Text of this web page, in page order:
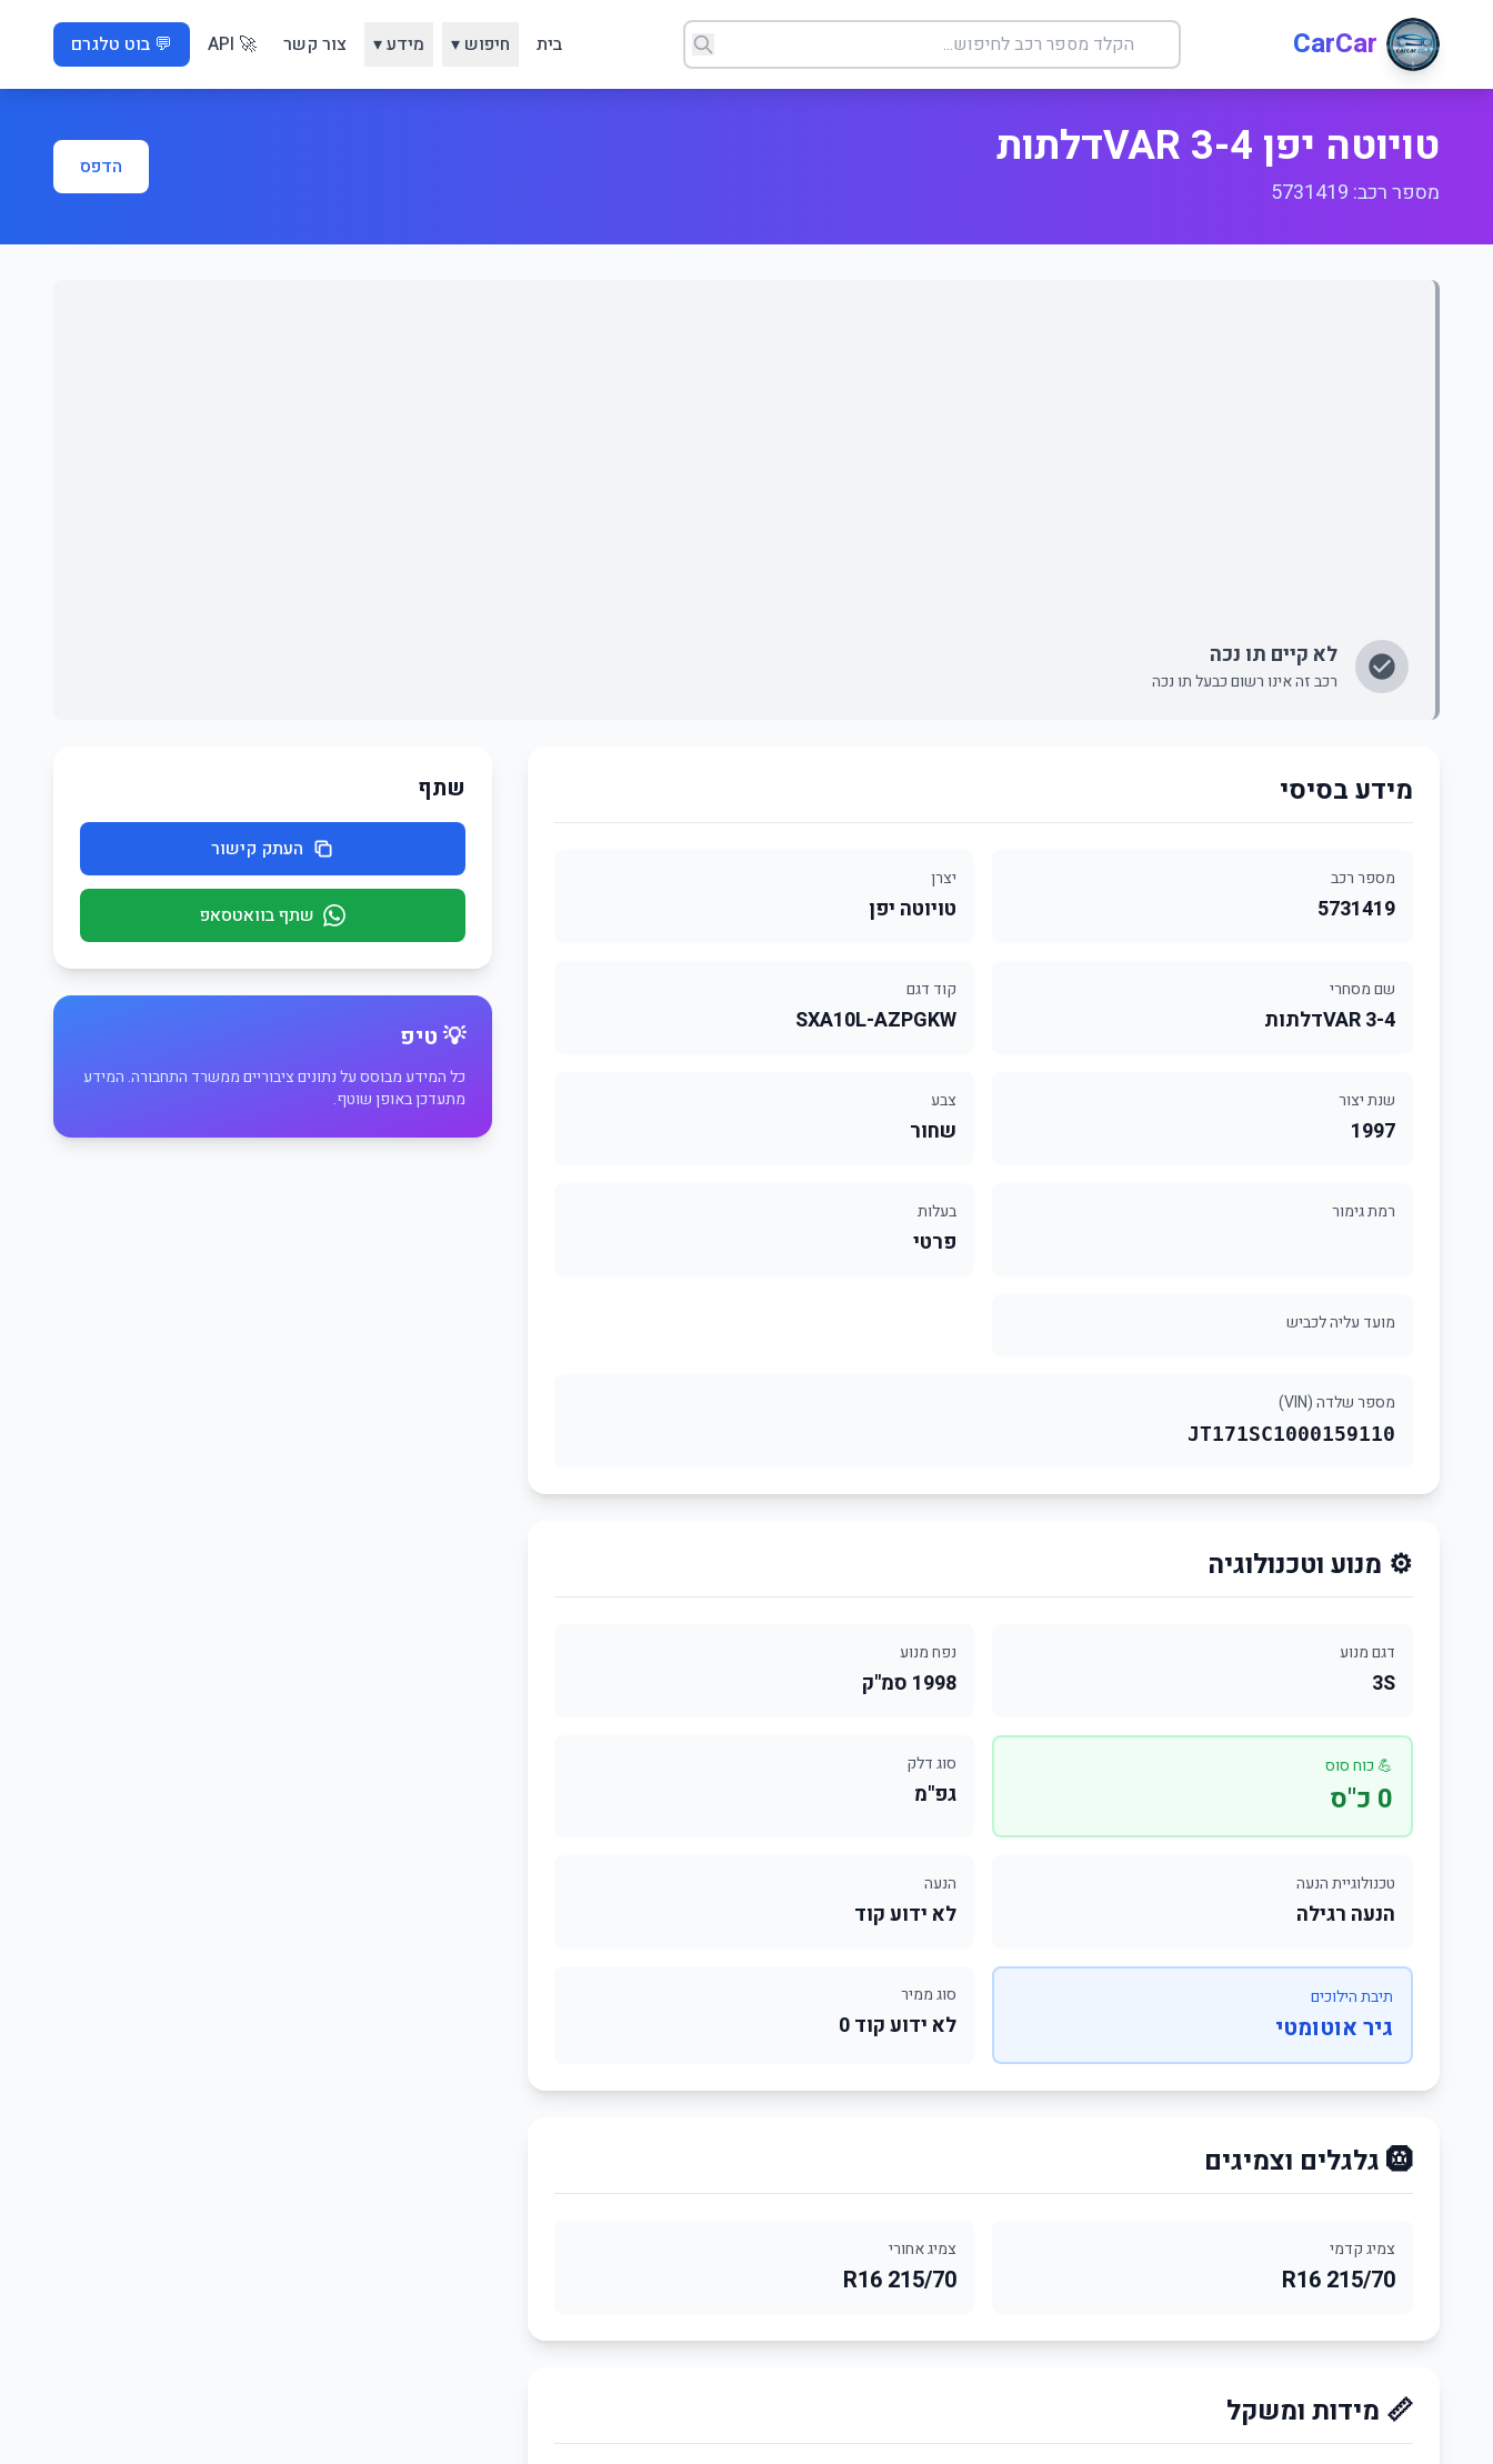
CarCar בית חיפוש ▾ מידע ▾ צור קשר 🚀 API 💬 בוט טלגרם
טויוטה יפן 4-VAR 3דלתות
מספר רכב: 5731419
הדפס
לא קיים תו נכה
רכב זה אינו רשום כבעל תו נכה
מידע בסיסי
מספר רכב
5731419
יצרן
טויוטה יפן
שם מסחרי
4-VAR 3דלתות
קוד דגם
SXA10L-AZPGKW
שנת יצור
1997
צבע
שחור
רמת גימור בעלות
פרטי
מועד עליה לכביש
מספר שלדה (VIN)
JT171SC1000159110
⚙️ מנוע וטכנולוגיה
דגם מנוע
3S
נפח מנוע
1998 סמ"ק
💪 כוח סוס
0 כ"ס
סוג דלק
גפ"מ
טכנולוגיית הנעה
הנעה רגילה
הנעה
לא ידוע קוד
תיבת הילוכים
גיר אוטומטי
סוג ממיר
לא ידוע קוד 0
🛞 גלגלים וצמיגים
צמיג קדמי
215/70 R16
צמיג אחורי
215/70 R16
📏 מידות ומשקל
שתף
העתק קישור
שתף בוואטסאפ
💡 טיפ
כל המידע מבוסס על נתונים ציבוריים ממשרד התחבורה. המידע
מתעדכן באופן שוטף.